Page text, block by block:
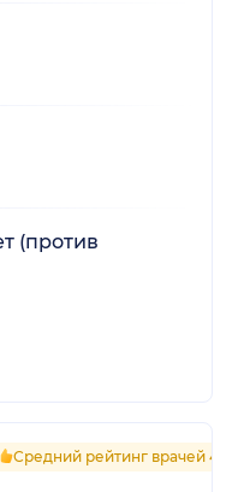
(против
Средний рейтинг врачей 4.4